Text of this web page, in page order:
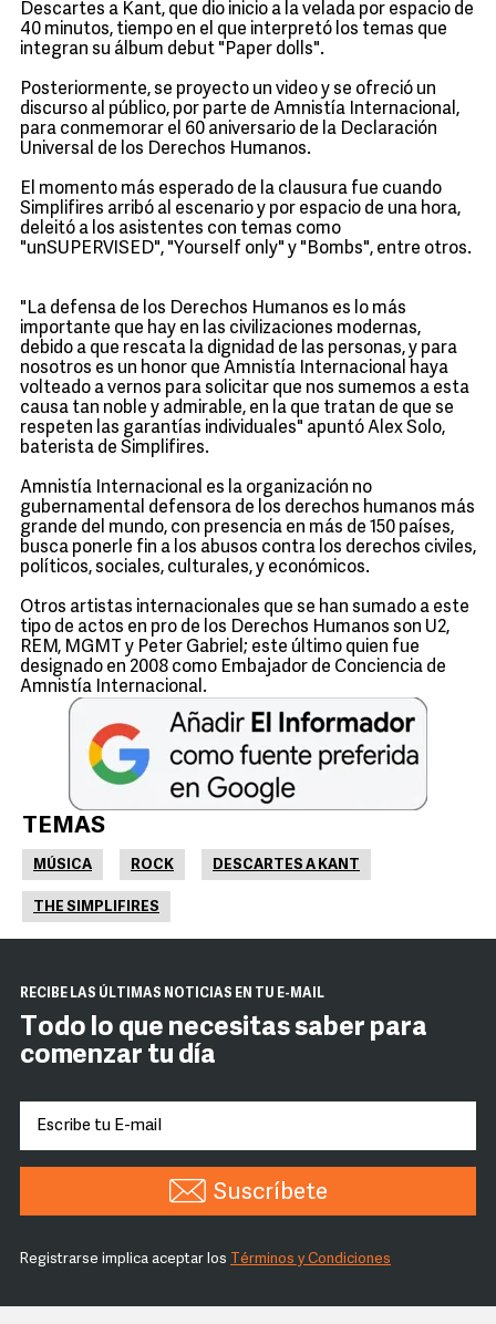
Descartes a Kant, que dio inicio a la velada por espacio de
40 minutos, tiempo en el que interpretó los temas que
integran su álbum debut "Paper dolls".
Posteriormente, se proyecto un video y se ofreció un
discurso al público, por parte de Amnistía Internacional,
para conmemorar el 60 aniversario de la Declaración
Universal de los Derechos Humanos.
El momento más esperado de la clausura fue cuando
Simplifires arribó al escenario y por espacio de una hora,
deleitó a los asistentes con temas como
"unSUPERVISED", "Yourself only" y "Bombs", entre otros.
"La defensa de los Derechos Humanos es lo más
importante que hay en las civilizaciones modernas,
debido a que rescata la dignidad de las personas, y para
nosotros es un honor que Amnistía Internacional haya
volteado a vernos para solicitar que nos sumemos a esta
causa tan noble y admirable, en la que tratan de que se
respeten las garantías individuales" apuntó Alex Solo,
baterista de Simplifires.
Amnistía Internacional es la organización no
gubernamental defensora de los derechos humanos más
grande del mundo, con presencia en más de 150 países,
busca ponerle fin a los abusos contra los derechos civiles,
políticos, sociales, culturales, y económicos.
Otros artistas internacionales que se han sumado a este
tipo de actos en pro de los Derechos Humanos son U2,
REM, MGMT y Peter Gabriel; este último quien fue
designado en 2008 como Embajador de Conciencia de
Amnistía Internacional.
TEMAS
MÚSICA ROCK DESCARTES A KANT
THE SIMPLIFIRES
RECIBE LAS ÚLTIMAS NOTICIAS EN TU E-MAIL
Todo lo que necesitas saber para
comenzar tu día
Suscríbete
Registrarse implica aceptar los Términos y Condiciones